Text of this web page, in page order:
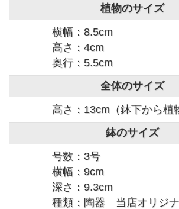
植物のサイズ
横幅：8.5cm
高さ：4cm
奥行：5.5cm
全体のサイズ
高さ：13cm（鉢下から植
鉢のサイズ
号数：3号
横幅：9cm
深さ：9.3cm
種類：陶器 当店オリジ